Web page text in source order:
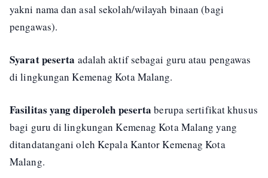
yakni nama dan asal sekolah/wilayah binaan (bagi
pengawas).
Syarat peserta adalah aktif sebagai guru atau pengawas
di lingkungan Kemenag Kota Malang.
Fasilitas yang diperoleh peserta berupa sertifikat khusus
bagi guru di lingkungan Kemenag Kota Malang yang
ditandatangani oleh Kepala Kantor Kemenag Kota
Malang.